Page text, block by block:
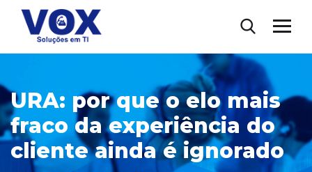
URA: por que o elo mais
fraco da experiência do
cliente ainda é ignorado